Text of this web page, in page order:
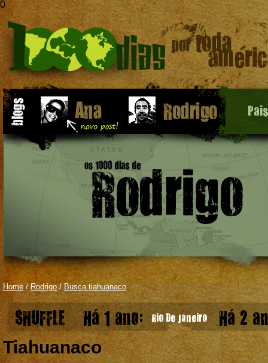
0
Home/ Rodrigo /Busca tiahuanaco
SHUFFLE Há 1 ano: Rio De Janeiro Há 2
Tiahuanaco